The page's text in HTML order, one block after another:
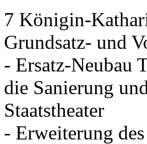
7 Königin-
Grundsatz- und
- Ersatz-Neubau
die Sanierung
Staatstheater
- Erweiterung